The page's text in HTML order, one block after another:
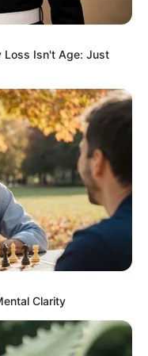
Moments
Cast? See
Loss Isn't Age: Just
Clarity